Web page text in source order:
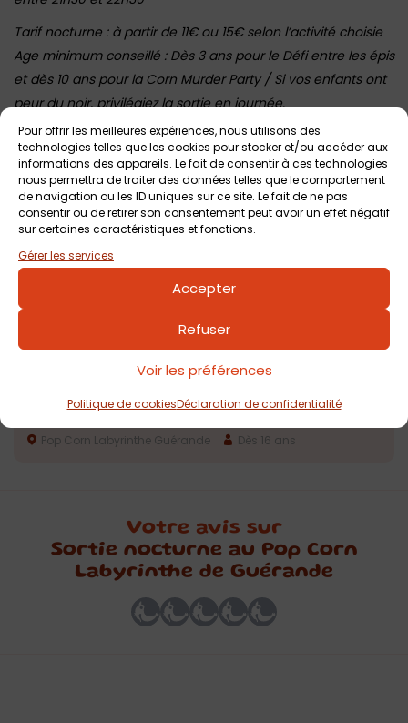
Pour offrir les meilleures expériences, nous utilisons des
technologies telles que les cookies pour stocker et/ou accéder aux
informations des appareils. Le fait de consentir à ces technologies
nous permettra de traiter des données telles que le comportement
de navigation ou les ID uniques sur ce site. Le fait de ne pas
consentir ou de retirer son consentement peut avoir un effet négatif
sur certaines caractéristiques et fonctions.
Gérer les services
Accepter
Refuser
Voir les préférences
Politique de cookiesDéclaration de confidentialité
Tarif nocturne : à partir de 11€ ou 15€ selon l’activité choisie
Age minimum conseillé : Dès 3 ans pour le Défi entre les épis
et dès 10 ans pour la Corn Murder Party / Si vos enfants ont
peur du noir, privilégiez la sortie en journée.
Autres événementsà venir Voir tout
Nuit de l’horreur au Pop Corn Labyrinthe de
Guérande
Pop Corn Labyrinthe Guérande Dès 16 ans
Votre avis sur
Sortie nocturne au Pop Corn
Labyrinthe de Guérande